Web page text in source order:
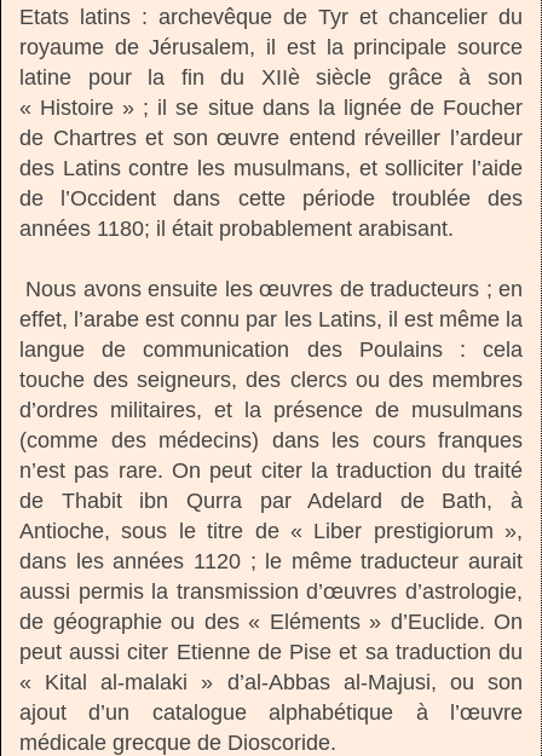
Etats latins : archevêque de Tyr et chancelier du
royaume de Jérusalem, il est la principale source
latine pour la fin du XIIè siècle grâce à son
« Histoire » ; il se situe dans la lignée de Foucher
de Chartres et son œuvre entend réveiller l’ardeur
des Latins contre les musulmans, et solliciter l’aide
de l’Occident dans cette période troublée des
années 1180; il était probablement arabisant.
Nous avons ensuite les œuvres de traducteurs ; en
effet, l’arabe est connu par les Latins, il est même la
langue de communication des Poulains : cela
touche des seigneurs, des clercs ou des membres
d’ordres militaires, et la présence de musulmans
(comme des médecins) dans les cours franques
n’est pas rare. On peut citer la traduction du traité
de Thabit ibn Qurra par Adelard de Bath, à
Antioche, sous le titre de « Liber prestigiorum »,
dans les années 1120 ; le même traducteur aurait
aussi permis la transmission d’œuvres d’astrologie,
de géographie ou des « Eléments » d’Euclide. On
peut aussi citer Etienne de Pise et sa traduction du
« Kital al-malaki » d’al-Abbas al-Majusi, ou son
ajout d’un catalogue alphabétique à l’œuvre
médicale grecque de Dioscoride.